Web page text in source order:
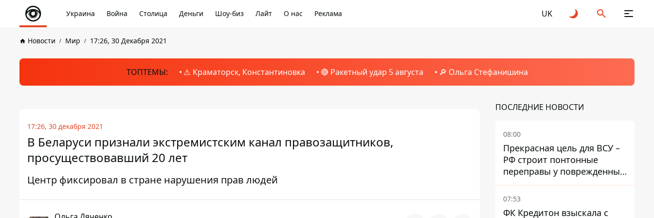
Украина Война Столица Деньги Шоу-биз Лайт О нас Реклама UK
Новости Мир 17:26, 30 Декабря 2021
ТОПТЕМЫ: ⚠️ Краматорск, Константиновка 🔴 Ракетный удар 5 августа 🔎 Ольга Стефанишина
17:26, 30 декабря 2021
В Беларуси признали экстремистским канал правозащитников,
просуществовавший 20 лет
Центр фиксировал в стране нарушения прав людей
ПОСЛЕДНИЕ НОВОСТИ
08:00
Прекрасная цель для ВСУ –
РФ строит понтонные
переправы у поврежденных
мостов на ТОТ
07:53
ФК Кредитон взыскала с